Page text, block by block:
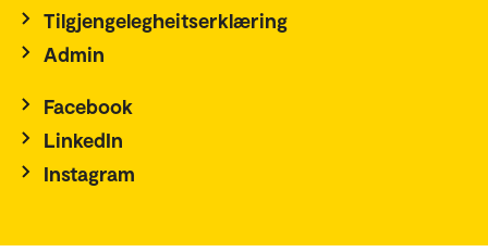
Tilgjengelegheitserklæring
Admin
Facebook
LinkedIn
Instagram